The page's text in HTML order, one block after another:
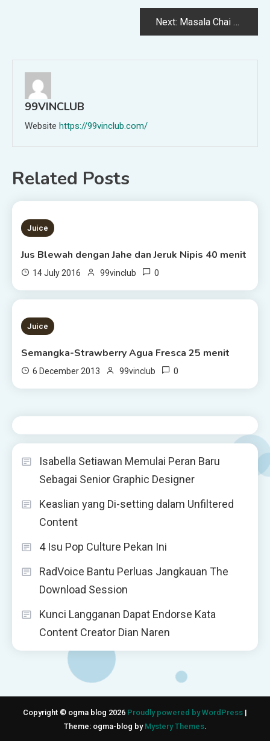
Next: Masala Chai 20 menit
99VINCLUB
Website https://99vinclub.com/
Related Posts
1 MIN READ
Juice
Jus Blewah dengan Jahe dan Jeruk Nipis 40 menit
14 July 2016 99vinclub 0
1 MIN READ
Juice
Semangka-Strawberry Agua Fresca 25 menit
6 December 2013 99vinclub 0
Isabella Setiawan Memulai Peran Baru
Sebagai Senior Graphic Designer
Keaslian yang Di-setting dalam Unfiltered
Content
4 Isu Pop Culture Pekan Ini
RadVoice Bantu Perluas Jangkauan The
Download Session
Kunci Langganan Dapat Endorse Kata
Content Creator Dian Naren
Copyright © ogma blog 2026 Proudly powered by WordPress |
Theme: ogma-blog by Mystery Themes.